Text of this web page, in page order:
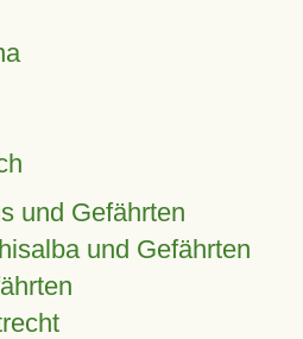
und Gefährten
und Gefährten